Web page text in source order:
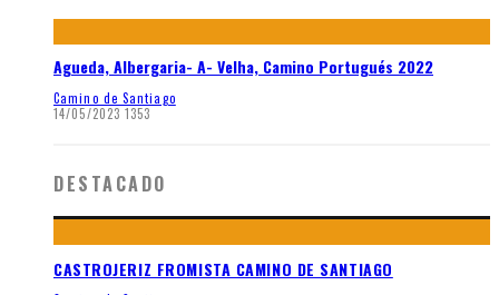
Agueda, Albergaria- A- Velha, Camino Portugués 2022
Camino de Santiago
14/05/2023 1353
DESTACADO
CASTROJERIZ FROMISTA CAMINO DE SANTIAGO